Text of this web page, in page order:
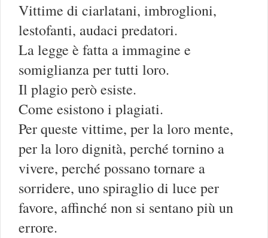
Vittime di ciarlatani, imbroglioni,
lestofanti, audaci predatori.
La legge è fatta a immagine e
somiglianza per tutti loro.
Il plagio però esiste.
Come esistono i plagiati.
Per queste vittime, per la loro mente,
per la loro dignità, perché tornino a
vivere, perché possano tornare a
sorridere, uno spiraglio di luce per
favore, affinché non si sentano più un
errore.